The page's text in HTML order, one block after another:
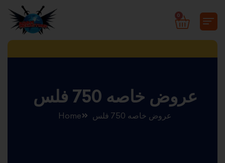
content
0
CART
عروض خاصه 750 فلس
Home عروض خاصه 750 فلس